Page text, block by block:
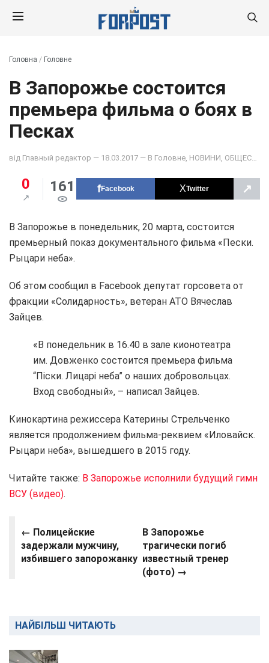
Головна / Головне
В Запорожье состоится
премьера фильма о боях в
Песках
від Главный редактор — 18.03.2017 — В Головне НОВИНИ ОБЩЕСТВО
0 161 Facebook Twitter ↗
В Запорожье в понедельник, 20 марта, состоится
премьерный показ документального фильма «Пески.
Рыцари неба».
Об этом сообщил в Facebook депутат горсовета от
фракции «Солидарность», ветеран АТО Вячеслав
Зайцев.
«В понедельник в 16.40 в зале кионотеатра
им. Довженко состоится премьера фильма
“Піски. Лицарі неба” о наших добровольцах.
Вход свободный», – написал Зайцев.
Кинокартина режиссера Катерины Стрельченко
является продолжением фильма-реквием «Иловайск.
Рыцари неба», вышедшего в 2015 году.
Читайте также: В Запорожье исполнили будущий гимн
ВСУ (видео).
← Полицейские
задержали мужчину,
избившего запорожанку
В Запорожье
трагически погиб
известный тренер
(фото) →
НАЙБІЛЬШ ЧИТАЮТЬ